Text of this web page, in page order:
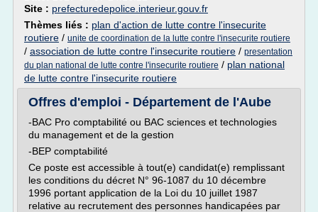
Site : prefecturedepolice.interieur.gouv.fr
Thèmes liés : plan d'action de lutte contre l'insecurite
routiere / unite de coordination de la lutte contre l'insecurite routiere
/ association de lutte contre l'insecurite routiere / presentation
du plan national de lutte contre l'insecurite routiere / plan national
de lutte contre l'insecurite routiere
Offres d'emploi - Département de l'Aube
-BAC Pro comptabilité ou BAC sciences et technologies
du management et de la gestion
-BEP comptabilité
Ce poste est accessible à tout(e) candidat(e) remplissant
les conditions du décret N° 96-1087 du 10 décembre
1996 portant application de la Loi du 10 juillet 1987
relative au recrutement des personnes handicapées par